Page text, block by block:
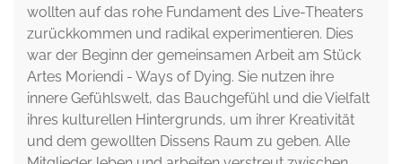
wollten auf das rohe Fundament des Live-Theaters
zurückkommen und radikal experimentieren. Dies
war der Beginn der gemeinsamen Arbeit am Stück
Artes Moriendi - Ways of Dying. Sie nutzen ihre
innere Gefühlswelt, das Bauchgefühl und die Vielfalt
ihres kulturellen Hintergrunds, um ihrer Kreativität
und dem gewollten Dissens Raum zu geben. Alle